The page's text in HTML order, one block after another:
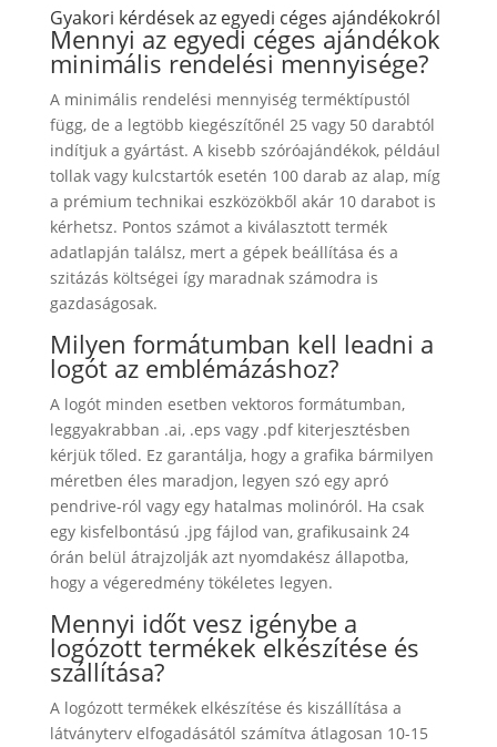
Gyakori kérdések az egyedi céges ajándékokról
Mennyi az egyedi céges ajándékok
minimális rendelési mennyisége?
A minimális rendelési mennyiség terméktípustól
függ, de a legtöbb kiegészítőnél 25 vagy 50 darabtól
indítjuk a gyártást. A kisebb szóróajándékok, például
tollak vagy kulcstartók esetén 100 darab az alap, míg
a prémium technikai eszközökből akár 10 darabot is
kérhetsz. Pontos számot a kiválasztott termék
adatlapján találsz, mert a gépek beállítása és a
szitázás költségei így maradnak számodra is
gazdaságosak.
Milyen formátumban kell leadni a
logót az emblémázáshoz?
A logót minden esetben vektoros formátumban,
leggyakrabban .ai, .eps vagy .pdf kiterjesztésben
kérjük tőled. Ez garantálja, hogy a grafika bármilyen
méretben éles maradjon, legyen szó egy apró
pendrive-ról vagy egy hatalmas molinóról. Ha csak
egy kisfelbontású .jpg fájlod van, grafikusaink 24
órán belül átrajzolják azt nyomdakész állapotba,
hogy a végeredmény tökéletes legyen.
Mennyi időt vesz igénybe a
logózott termékek elkészítése és
szállítása?
A logózott termékek elkészítése és kiszállítása a
látványterv elfogadásától számítva átlagosan 10-15